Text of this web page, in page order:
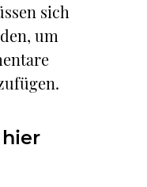
sich
um